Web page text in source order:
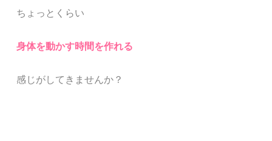
ちょっとくらい
身体を動かす時間を作れる
感じがしてきませんか？